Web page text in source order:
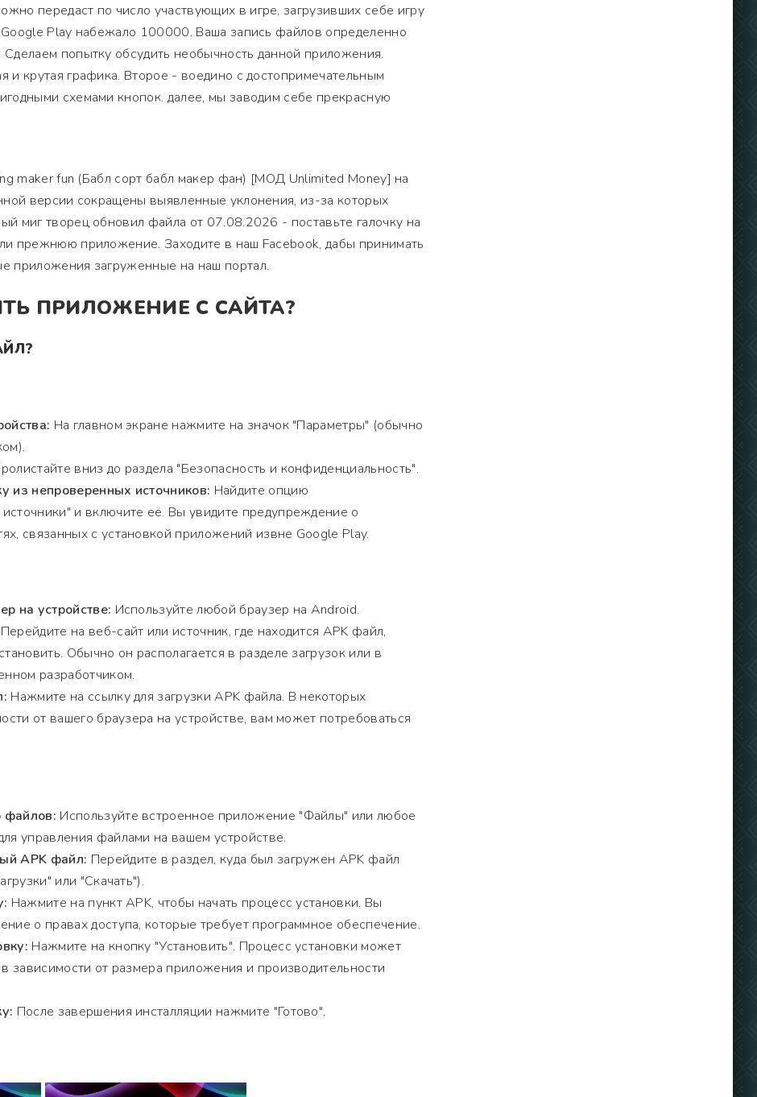
передаст по число участвующих в игре, загрузивших себе игру
Play набежало 100000. Ваша запись файлов определенно
попытку обсудить необычность данной приложения.
и крутая графика. Второе - воедино с достопримечательным
схемами кнопок. далее, мы заводим себе прекрасную
maker fun (Бабл сорт бабл макер фан) [МОД Unlimited Money] на
версии сокращены выявленные уклонения, из-за которых
миг творец обновил файла от 07.08.2026 - поставьте галочку на
прежнюю приложение. Заходите в наш Facebook, дабы принимать
приложения загруженные на наш портал.
ПРИЛОЖЕНИЕ С САЙТА?
На главном экране нажмите на значок "Параметры" (обычно
вниз до раздела "Безопасность и конфиденциальность".
из непроверенных источников: Найдите опцию
и включите её. Вы увидите предупреждение о
связанных с установкой приложений извне Google Play.
на устройстве: Используйте любой браузер на Android.
Перейдите на веб-сайт или источник, где находится APK файл,
Обычно он располагается в разделе загрузок или в
разработчиком.
Нажмите на ссылку для загрузки APK файла. В некоторых
от вашего браузера на устройстве, вам может потребоваться
файлов: Используйте встроенное приложение "Файлы" или любое
управления файлами на вашем устройстве.
APK файл: Перейдите в раздел, куда был загружен APK файл
или "Скачать").
Нажмите на пункт APK, чтобы начать процесс установки. Вы
о правах доступа, которые требует программное обеспечение.
Нажмите на кнопку "Установить". Процесс установки может
зависимости от размера приложения и производительности
После завершения инсталляции нажмите "Готово".